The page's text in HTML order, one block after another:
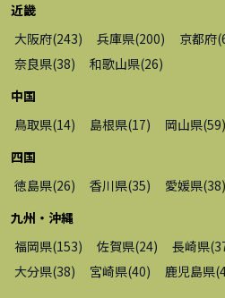
近畿
大阪府(243) 兵庫県(200) 京都府(
奈良県(38) 和歌山県(26)
中国
鳥取県(14) 島根県(17) 岡山県(59)
四国
徳島県(26) 香川県(35) 愛媛県(38)
九州・沖縄
福岡県(153) 佐賀県(24) 長崎県(
大分県(38) 宮崎県(40) 鹿児島県(